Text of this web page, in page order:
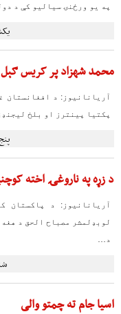
په یو ورځنۍ سیالیو کې د
محمد شهزاد پر کریس ګېل
آریانانیوز: د افغانستان
پکتیا پینترز او بلخ
د زړه په ناروغۍ اخته
آریانانیوز: د پاکستان
لوبډلمشر مصباح الحق د
د…
شنبه,
اسیا جام ته چمتو والی